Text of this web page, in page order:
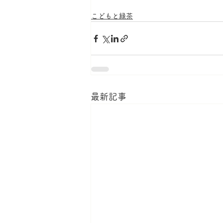
こどもと緑茶
最新記事